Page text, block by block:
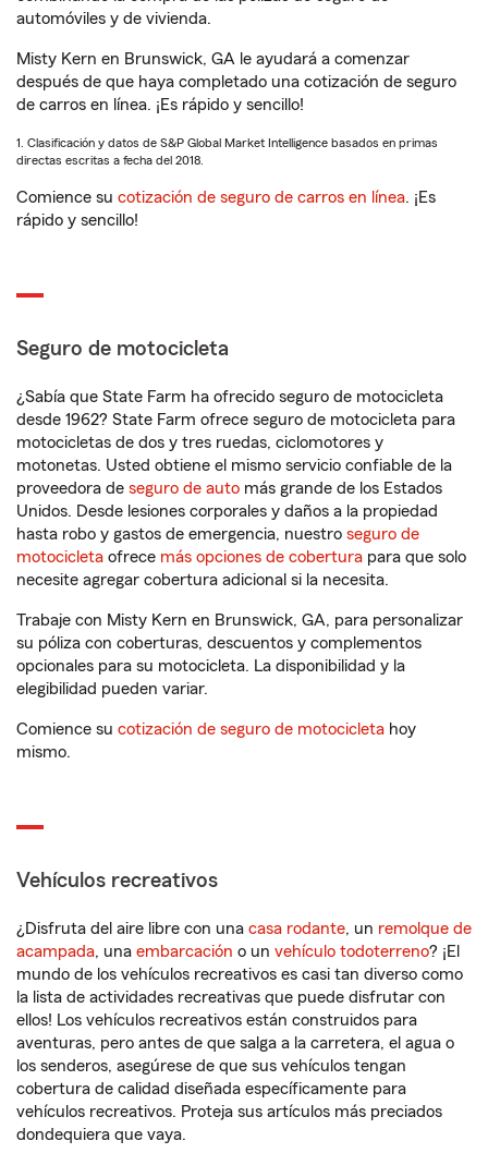
automóviles y de vivienda.
Misty Kern en Brunswick, GA le ayudará a comenzar
después de que haya completado una cotización de seguro
de carros en línea. ¡Es rápido y sencillo!
1. Clasificación y datos de S&P Global Market Intelligence basados en primas
directas escritas a fecha del 2018.
Comience su cotización de seguro de carros en línea. ¡Es
rápido y sencillo!
Seguro de motocicleta
¿Sabía que State Farm ha ofrecido seguro de motocicleta
desde 1962? State Farm ofrece seguro de motocicleta para
motocicletas de dos y tres ruedas, ciclomotores y
motonetas. Usted obtiene el mismo servicio confiable de la
proveedora de seguro de auto más grande de los Estados
Unidos. Desde lesiones corporales y daños a la propiedad
hasta robo y gastos de emergencia, nuestro seguro de
motocicleta ofrece más opciones de cobertura para que solo
necesite agregar cobertura adicional si la necesita.
Trabaje con Misty Kern en Brunswick, GA, para personalizar
su póliza con coberturas, descuentos y complementos
opcionales para su motocicleta. La disponibilidad y la
elegibilidad pueden variar.
Comience su cotización de seguro de motocicleta hoy
mismo.
Vehículos recreativos
¿Disfruta del aire libre con una casa rodante, un remolque de
acampada, una embarcación o un vehículo todoterreno? ¡El
mundo de los vehículos recreativos es casi tan diverso como
la lista de actividades recreativas que puede disfrutar con
ellos! Los vehículos recreativos están construidos para
aventuras, pero antes de que salga a la carretera, el agua o
los senderos, asegúrese de que sus vehículos tengan
cobertura de calidad diseñada específicamente para
vehículos recreativos. Proteja sus artículos más preciados
dondequiera que vaya.